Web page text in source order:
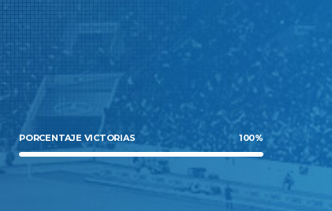
PORCENTAJE VICTORIAS 100%